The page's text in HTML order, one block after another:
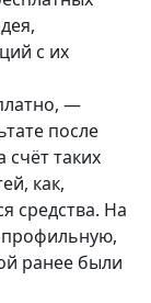
с их
—
после
таких
как,
средства. На
профильную,
ранее были